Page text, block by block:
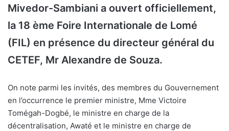
Mivedor-Sambiani a ouvert officiellement,
la 18 ème Foire Internationale de Lomé
(FIL) en présence du directeur général du
CETEF, Mr Alexandre de Souza.
On note parmi les invités, des membres du Gouvernement
en l’occurrence le premier ministre, Mme Victoire
Tomégah-Dogbé, le ministre en charge de la
décentralisation, Awaté et le ministre en charge de